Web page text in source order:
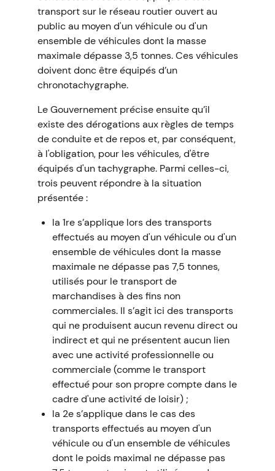
transport sur le réseau routier ouvert au
public au moyen d'un véhicule ou d'un
ensemble de véhicules dont la masse
maximale dépasse 3,5 tonnes. Ces véhicules
doivent donc être équipés d’un
chronotachygraphe.
Le Gouvernement précise ensuite qu’il
existe des dérogations aux règles de temps
de conduite et de repos et, par conséquent,
à l'obligation, pour les véhicules, d'être
équipés d'un tachygraphe. Parmi celles-ci,
trois peuvent répondre à la situation
présentée :
la 1re s’applique lors des transports
effectués au moyen d'un véhicule ou d'un
ensemble de véhicules dont la masse
maximale ne dépasse pas 7,5 tonnes,
utilisés pour le transport de
marchandises à des fins non
commerciales. Il s’agit ici des transports
qui ne produisent aucun revenu direct ou
indirect et qui ne présentent aucun lien
avec une activité professionnelle ou
commerciale (comme le transport
effectué pour son propre compte dans le
cadre d'une activité de loisir) ;
la 2e s’applique dans le cas des
transports effectués au moyen d'un
véhicule ou d'un ensemble de véhicules
dont le poids maximal ne dépasse pas